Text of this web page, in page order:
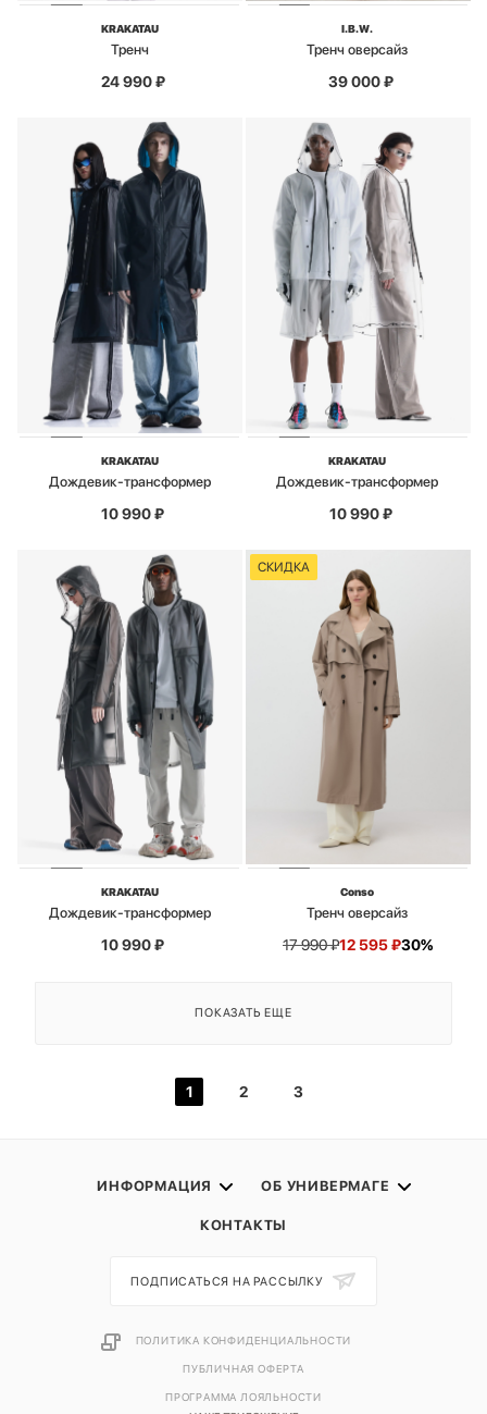
KRAKATAU
Тренч
24 990₽
I.B.W.
Тренч оверсайз
39 000₽
KRAKATAU
Дождевик-трансформер
10 990₽
KRAKATAU
Дождевик-трансформер
10 990₽
KRAKATAU
Дождевик-трансформер
10 990₽
СКИДКА
Conso
Тренч оверсайз
17 990₽12 595₽30%
ПОКАЗАТЬ ЕЩЕ
1 2 3
ИНФОРМАЦИЯ ОБ УНИВЕРМАГЕ
КОНТАКТЫ
ПОДПИСАТЬСЯ НА РАССЫЛКУ
ПОЛИТИКА КОНФИДЕНЦИАЛЬНОСТИ
ПУБЛИЧНАЯ ОФЕРТА
ПРОГРАММА ЛОЯЛЬНОСТИ